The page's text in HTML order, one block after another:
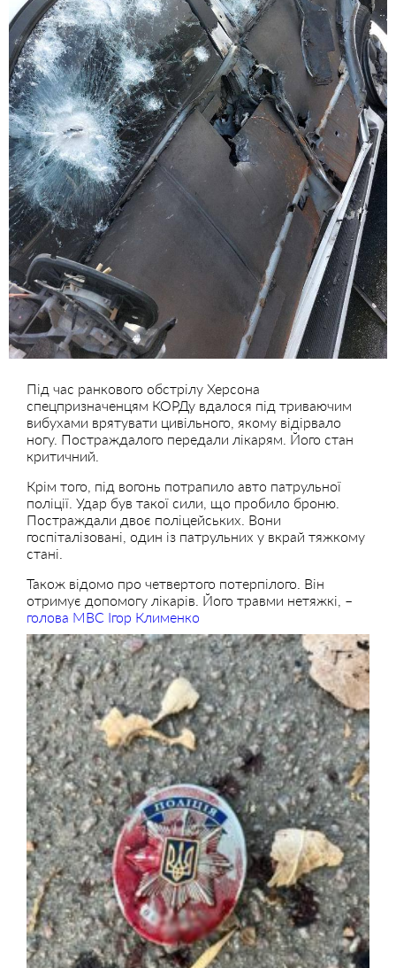
Під час ранкового обстрілу Херсона
спецпризначенцям КОРДу вдалося під триваючим
вибухами врятувати цивільного, якому відірвало
ногу. Постраждалого передали лікарям. Його стан
критичний.
Крім того, під вогонь потрапило авто патрульної
поліції. Удар був такої сили, що пробило броню.
Постраждали двоє поліцейських. Вони
госпіталізовані, один із патрульних у вкрай тяжкому
стані.
Також відомо про четвертого потерпілого. Він
отримує допомогу лікарів. Його травми нетяжкі, –
голова МВС Ігор Клименко